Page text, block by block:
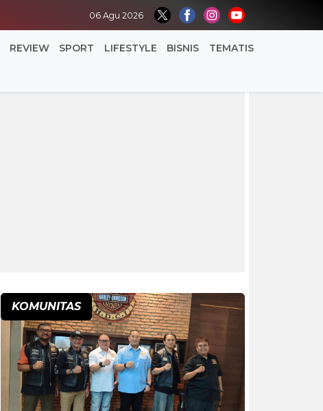
06 Agu 2026
REVIEW SPORT LIFESTYLE BISNIS TEMATIS
KOMUNITAS